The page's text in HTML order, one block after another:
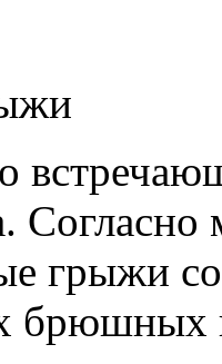
Согласно
грыжи
брюшных